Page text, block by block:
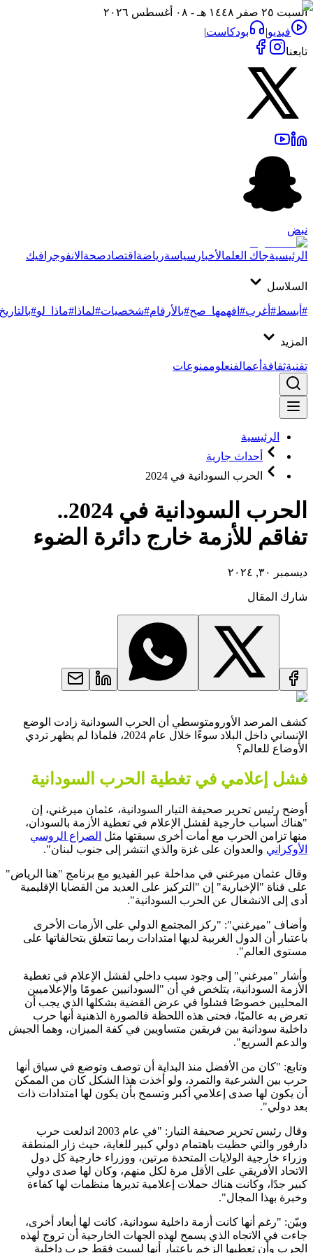
السبت ٢٥ صفر ١٤٤٨ هـ - ٠٨ أغسطس ٢٠٢٦
فيديو| بودكاست|
تابعنا
نبض
الرئيسيةجاك العلمالأخبار سياسةرياضةاقتصادصحةالانفوجرافيك
السلاسل
#أبسط#أغرب#افهمها_صح#بالأرقام#شخصيات#لماذا #ماذا_لو#بالتاريخ
المزيد
تقنيةثقافةأعمالفنعلوممنوعات
الرئيسية
أحداث جارية
الحرب السودانية في 2024
الحرب السودانية في 2024..
تفاقم للأزمة خارج دائرة الضوء
ديسمبر ٣٠, ٢٠٢٤
شارك المقال
كشف المرصد الأورومتوسطي أن الحرب السودانية زادت الوضع
الإنساني داخل البلاد سوءًا خلال عام 2024، فلماذا لم يظهر تردي
الأوضاع للعالم؟
فشل إعلامي في تغطية الحرب السودانية
أوضح رئيس تحرير صحيفة التيار السودانية، عثمان ميرغني، إن
"هناك أسباب خارجية لفشل الإعلام في تعطية الأزمة بالسودان،
منها تزامن الحرب مع أمات أخرى سبقتها مثل الصراع الروسي
الأوكرانيوالعدوان على غزة والذي انتشر إلى جنوب لبنان".
وقال عثمان ميرغني في مداخلة عبر الفيديو مع برنامج "هنا الرياض"
على قناة "الإخبارية" إن "التركيز على العديد من القضايا الإقليمية
أدى إلى الانشغال عن الحرب السودانية".
وأضاف "ميرغني": "ركز المجتمع الدولي على الأزمات الأخرى
باعتبار أن الدول الغربية لديها امتدادات ربما تتعلق بتحالفاتها على
مستوى العالم".
وأشار "ميرغني" إلى وجود سبب داخلي لفشل الإعلام في تغطية
الأزمة السودانية، يتلخص في أن "السودانيين عمومًا والإعلاميين
المحليين خصوصًا فشلوا في عرض القضية بشكلها الذي يجب أن
تعرض به عالميًا، فحتى هذه اللحظة فالصورة الذهنية أنها حرب
داخلية سودانية بين فريقين متساويين في كفة الميزان، وهما الجيش
والدعم السريع".
وتابع: "كان من الأفضل منذ البداية أن توصف وتوضع في سياق أنها
حرب بين الشرعية والتمرد، ولو أخذت هذا الشكل كان من الممكن
أن يكون لها صدى إعلامي أكبر وتسمح بأن يكون لها امتدادات ذات
بعد دولي".
وقال رئيس تحرير صحيفة التيار: "في عام 2003 اندلعت حرب
دارفور والتي حظيت باهتمام دولي كبير للغاية، حيث زار المنطقة
وزراء خارجية الولايات المتحدة مرتين، ووزراء خارجية كل دول
الاتحاد الأفريقي على الأقل مرة لكل منهم، وكان لها صدى دولي
كبير جدًا، وكانت هناك حملات إعلامية تديرها منظمات لها كفاءة
وخبرة بهذا المجال".
وبيّن: "رغم أنها كانت أزمة داخلية سودانية، كانت لها أبعاد أخرى،
جاءت في الاتجاه الذي يسمح لهذه الجهات الخارجية أن تروج لهذه
الحرب وأن تعطيها الزخم باعتبار أنها لسيت فقط حرب داخلية